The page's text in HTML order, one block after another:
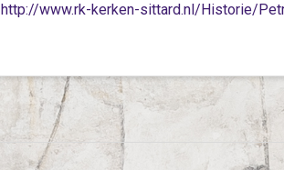
http://www.rk-kerken-sittard.nl/Historie/